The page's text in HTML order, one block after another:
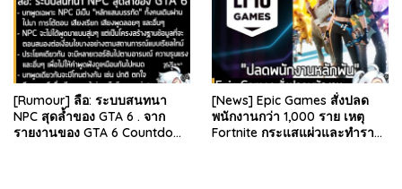
[Rumour] ลือ: ระบบสนทนา
NPC สุดล้ำของ GTA 6 . จาก
รายงานของ GTA 6 Countdown
[News] Epic Games สั่งปลด
พนักงานกว่า 1,000 ราย เหตุ
Fortnite กระแสแผ่วและทำราย